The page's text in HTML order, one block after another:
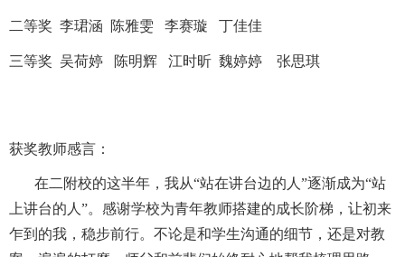
二等奖 李珺涵 陈雅雯 李赛璇 丁佳佳
三等奖 吴荷婷 陈明辉 江时昕 魏婷婷 张思琪
获奖教师感言：
在二附校的这半年，我从“站在讲台边的人”逐渐成为“站
上讲台的人”。感谢学校为青年教师搭建的成长阶梯，让初来
乍到的我，稳步前行。不论是和学生沟通的细节，还是对教